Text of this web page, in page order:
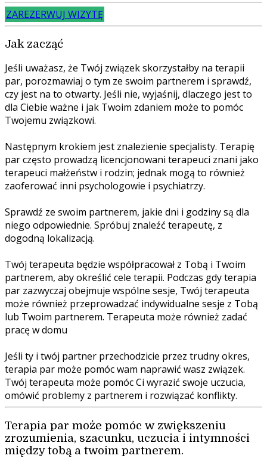
ZAREZERWUJ WIZYTĘ
Jak zacząć
Jeśli uważasz, że Twój związek skorzystałby na terapii
par, porozmawiaj o tym ze swoim partnerem i sprawdź,
czy jest na to otwarty. Jeśli nie, wyjaśnij, dlaczego jest to
dla Ciebie ważne i jak Twoim zdaniem może to pomóc
Twojemu związkowi.
Następnym krokiem jest znalezienie specjalisty. Terapię
par często prowadzą licencjonowani terapeuci znani jako
terapeuci małżeństw i rodzin; jednak mogą to również
zaoferować inni psychologowie i psychiatrzy.
Sprawdź ze swoim partnerem, jakie dni i godziny są dla
niego odpowiednie. Spróbuj znaleźć terapeutę, z
dogodną lokalizacją.
Twój terapeuta będzie współpracował z Tobą i Twoim
partnerem, aby określić cele terapii. Podczas gdy terapia
par zazwyczaj obejmuje wspólne sesje, Twój terapeuta
może również przeprowadzać indywidualne sesje z Tobą
lub Twoim partnerem. Terapeuta może również zadać
pracę w domu
Jeśli ty i twój partner przechodzicie przez trudny okres,
terapia par może pomóc wam naprawić wasz związek.
Twój terapeuta może pomóc Ci wyrazić swoje uczucia,
omówić problemy z partnerem i rozwiązać konflikty.
Terapia par może pomóc w zwiększeniu
zrozumienia, szacunku, uczucia i intymności
między tobą a twoim partnerem.